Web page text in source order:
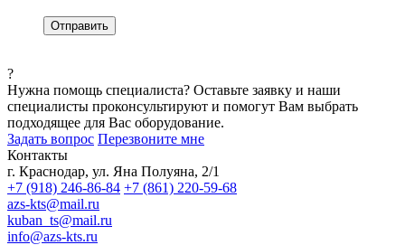
?
Нужна помощь специалиста? Оставьте заявку и наши
специалисты проконсультируют и помогут Вам выбрать
подходящее для Вас оборудование.
Задать вопрос Перезвоните мне
Контакты
г. Краснодар, ул. Яна Полуяна, 2/1
+7 (918) 246-86-84 +7 (861) 220-59-68
azs-kts@mail.ru
kuban_ts@mail.ru
info@azs-kts.ru